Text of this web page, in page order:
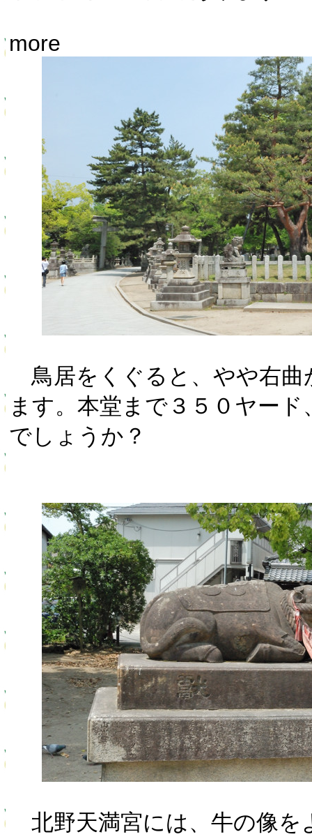
more
鳥居をくぐると、やや右曲
ます。本堂まで３５０ヤー
でしょうか？
北野天満宮には、牛の像を